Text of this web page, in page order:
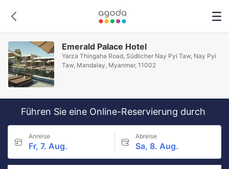
Emerald Palace Hotel
Yarza Thingaha Road, Südlicher Nay Pyi Taw, Nay Pyi
Taw, Mandalay, Myanmar, 11002
Führen Sie eine Online-Reservierung durch
Anreise
Fr, 7. Aug.
Abreise
Sa, 8. Aug.